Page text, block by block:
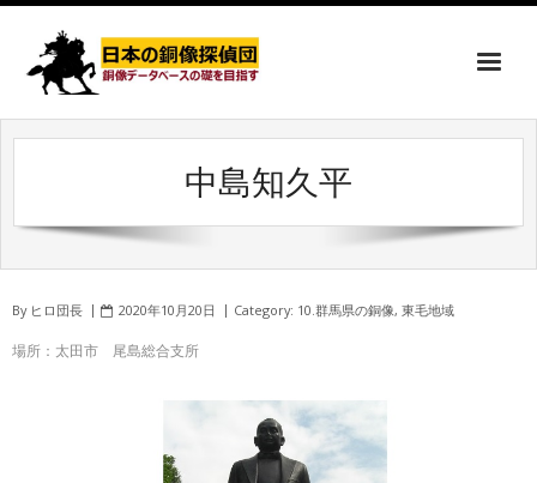
中島知久平
By ヒロ団長 2020年10月20日 Category: 10.群馬県の銅像, 東毛地域
場所：太田市 尾島総合支所